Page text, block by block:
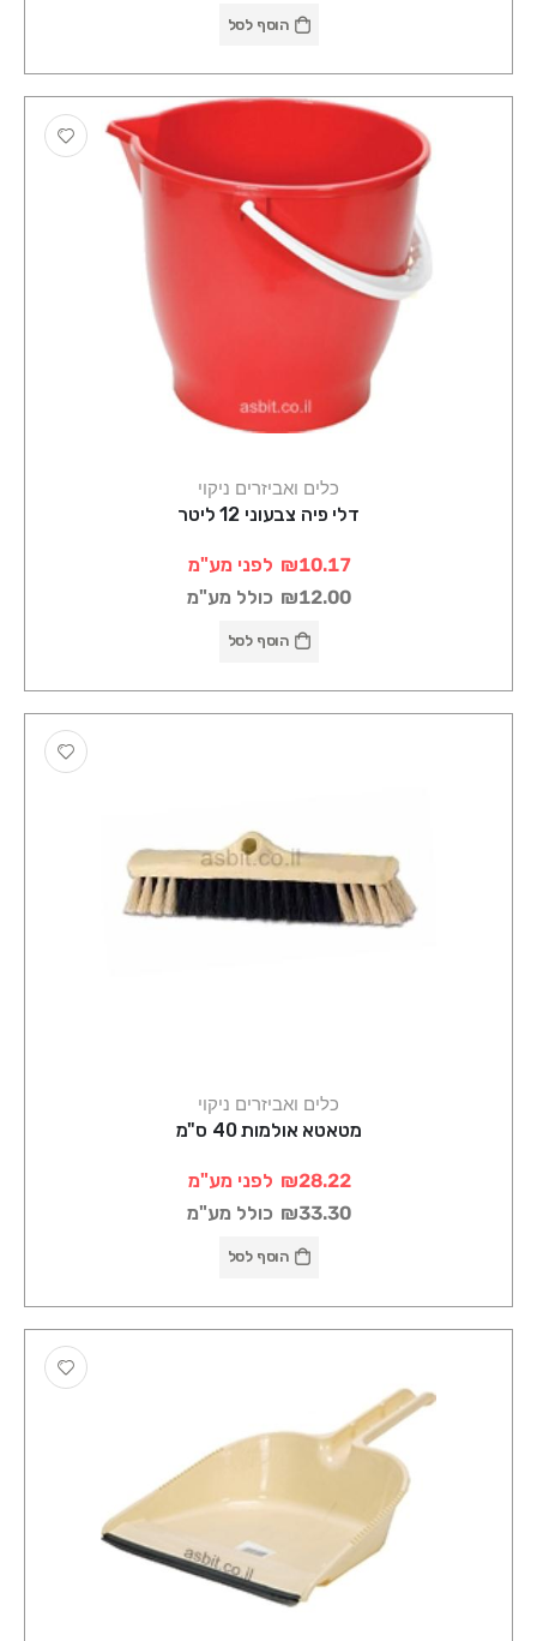
הוסף לסל
כלים ואביזרים ניקוי
דלי פיה צבעוני 12 ליטר
₪10.17 לפני מע"מ
₪12.00 כולל מע"מ
הוסף לסל
כלים ואביזרים ניקוי
מטאטא אולמות 40 ס"מ
₪28.22 לפני מע"מ
₪33.30 כולל מע"מ
הוסף לסל